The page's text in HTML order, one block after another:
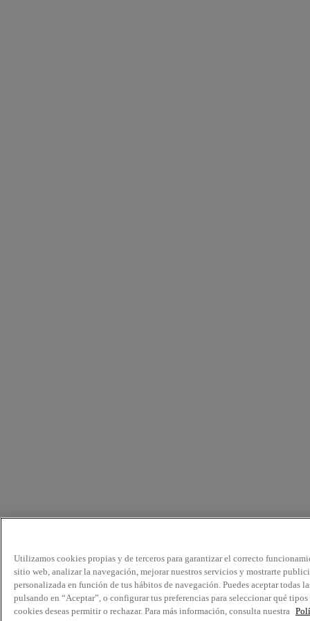
Utilizamos cookies propias y de terceros para garantizar el correcto
sitio web, analizar la navegación, mejorar nuestros servicios y mostrarte
personalizada en función de tus hábitos de navegación. Puedes aceptar todas
pulsando en “Aceptar”, o configurar tus preferencias para seleccionar qué tipos
cookies deseas permitir o rechazar. Para más información, consulta nuestra